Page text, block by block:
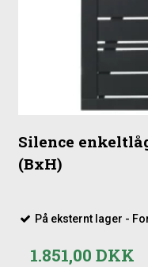
Silence
(BxH)
På eksternt lager -
1.851,00 DKK